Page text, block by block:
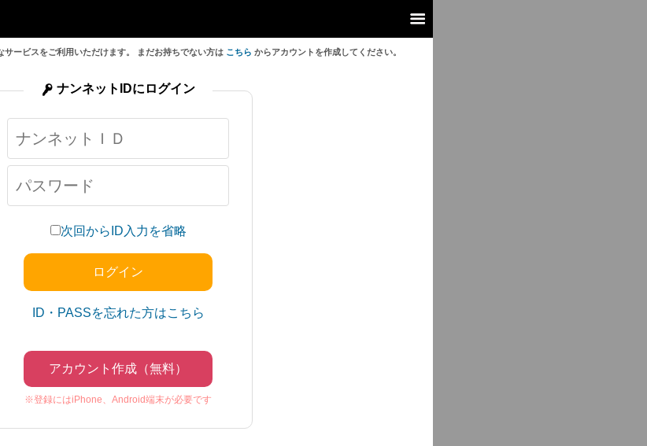
ービスをご利用いただけます。 まだお持ちでない方は こちら からアカウントを作成してください。
次回からID入力を省略
ID・PASSを忘れた方はこちら
アカウント作成（無料）
※登録にはiPhone、Android端末が必要です
ナンネットIDにログイン